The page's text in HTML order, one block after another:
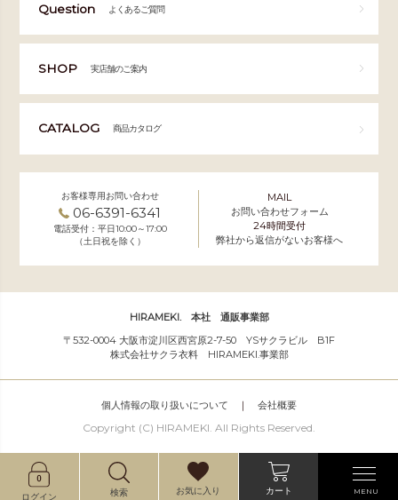
Question よくあるご質問
SHOP 実店舗のご案内
CATALOG 商品カタログ
お客様専用お問い合わせ
06-6391-6341
電話受付：平日10:00～17:00
（土日祝を除く）
MAIL
お問い合わせフォーム
24時間受付
弊社から返信がないお客様へ
HIRAMEKI. 本社 通販事業部
〒532-0004 大阪市淀川区西宮原2-7-50 YSサクラビル B1F
株式会社サクラ衣料 HIRAMEKI.事業部
個人情報の取り扱いについて ｜ 会社概要
Copyright (C) HIRAMEKI. All Rights Reserved.
ログイン 検索 お気に入り カート MENU